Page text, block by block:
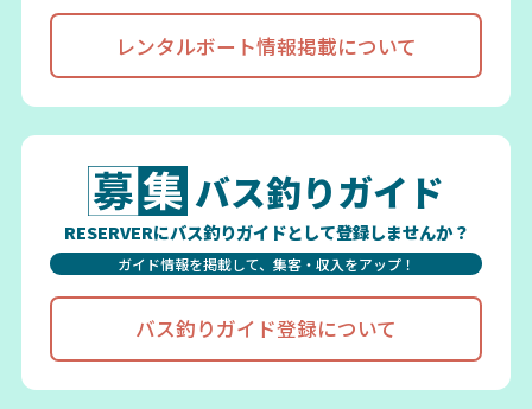
レンタルボート情報掲載について
バス釣りガイド
RESERVERにバス釣りガイドとして登録しませんか？
ガイド情報を掲載して、集客・収入をアップ！
バス釣りガイド登録について